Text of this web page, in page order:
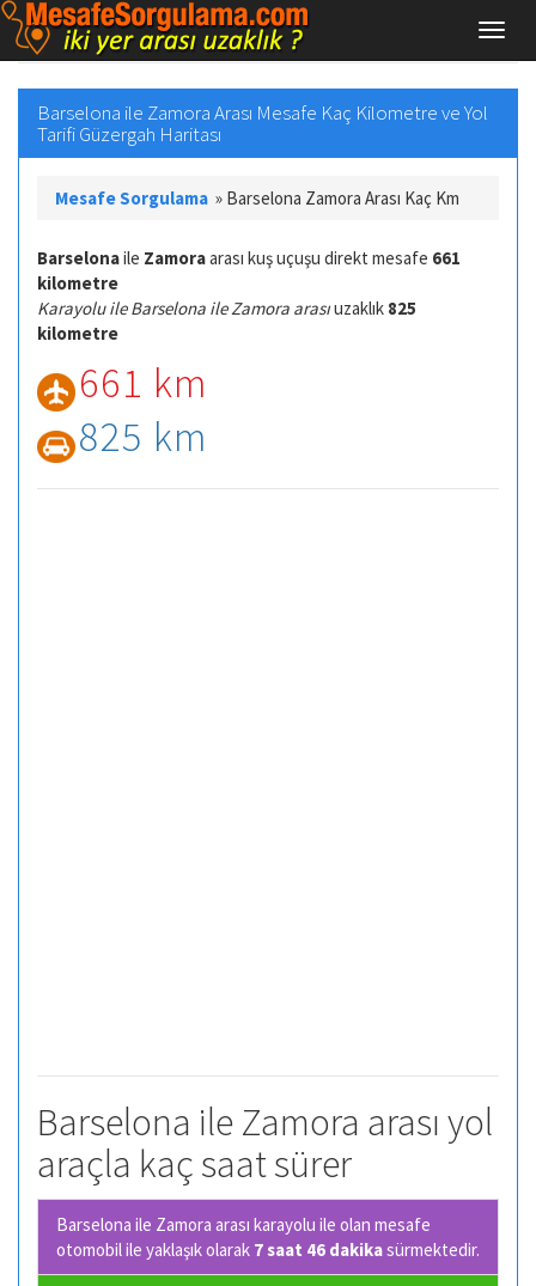
Barselona ile Zamora Arası Mesafe Kaç Kilometre ve Yol
Tarifi Güzergah Haritası
Mesafe Sorgulama » Barselona Zamora Arası Kaç Km
Barselonaile Zamoraarası kuş uçuşu direkt mesafe 661
kilometre
Karayolu ile Barselona ile Zamora arasıuzaklık 825
kilometre
661 km
825 km
Barselona ile Zamora arası yol
araçla kaç saat sürer
Barselona ile Zamora arası karayolu ile olan mesafe
otomobil ile yaklaşık olarak 7 saat 46 dakikasürmektedir.